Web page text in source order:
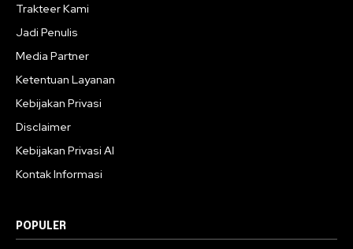
Trakteer Kami
Jadi Penulis
Media Partner
Ketentuan Layanan
Kebijakan Privasi
Disclaimer
Kebijakan Privasi AI
Kontak Informasi
POPULER